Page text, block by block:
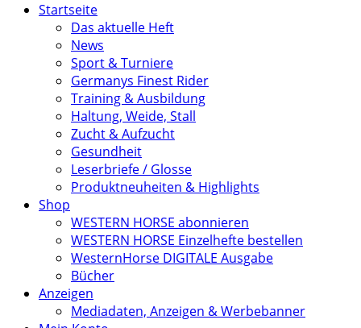
Startseite
Das aktuelle Heft
News
Sport & Turniere
Germanys Finest Rider
Training & Ausbildung
Haltung, Weide, Stall
Zucht & Aufzucht
Gesundheit
Leserbriefe / Glosse
Produktneuheiten & Highlights
Shop
WESTERN HORSE abonnieren
WESTERN HORSE Einzelhefte bestellen
WesternHorse DIGITALE Ausgabe
Bücher
Anzeigen
Mediadaten, Anzeigen & Werbebanner